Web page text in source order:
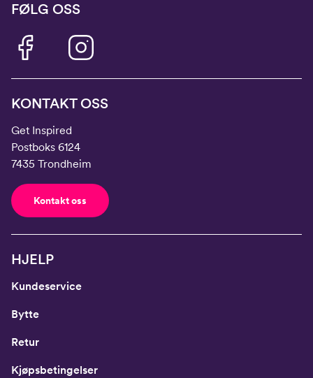
FØLG OSS
KONTAKT OSS
Get Inspired
Postboks 6124
7435 Trondheim
Kontakt oss
HJELP
Kundeservice
Bytte
Retur
Kjøpsbetingelser